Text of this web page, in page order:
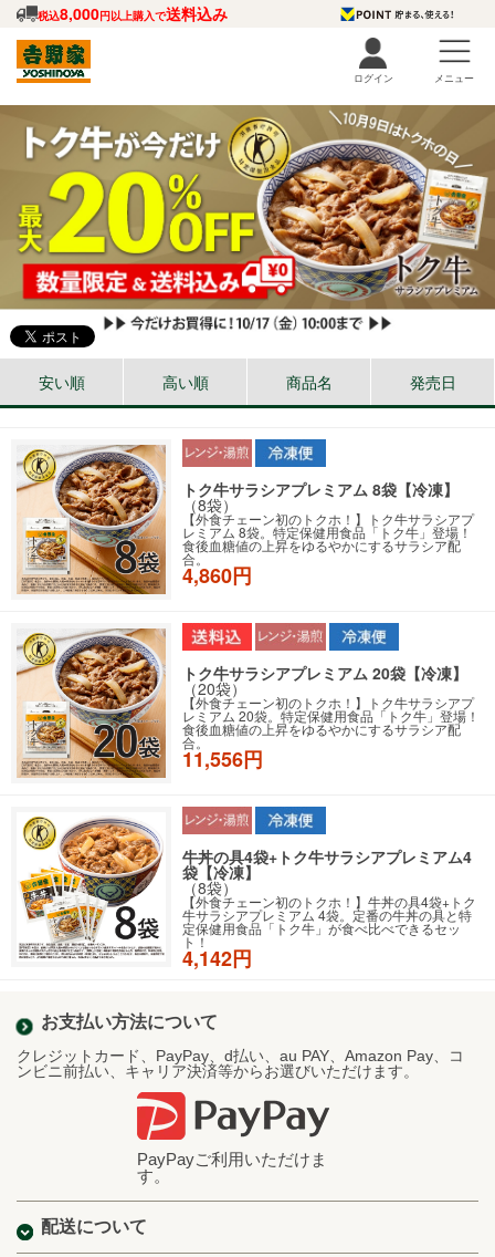
税込8,000円以上購入で送料込み
ログイン メニュー
安い順 高い順 商品名 発売日
トク牛サラシアプレミアム 8袋【冷凍】
（8袋）
【外食チェーン初のトクホ！】トク牛サラシアプ
レミアム 8袋。特定保健用食品「トク牛」登場！
食後血糖値の上昇をゆるやかにするサラシア配
合。
4,860円
トク牛サラシアプレミアム 20袋【冷凍】
（20袋）
【外食チェーン初のトクホ！】トク牛サラシアプ
レミアム 20袋。特定保健用食品「トク牛」登場！
食後血糖値の上昇をゆるやかにするサラシア配
合。
11,556円
牛丼の具4袋+トク牛サラシアプレミアム4
袋【冷凍】
（8袋）
【外食チェーン初のトクホ！】牛丼の具4袋+トク
牛サラシアプレミアム 4袋。定番の牛丼の具と特
定保健用食品「トク牛」が食べ比べできるセッ
ト！
4,142円
お支払い方法について
クレジットカード、PayPay、d払い、au PAY、Amazon Pay、コ
ンビニ前払い、キャリア決済等からお選びいただけます。
PayPayご利用いただけま
す。
配送について